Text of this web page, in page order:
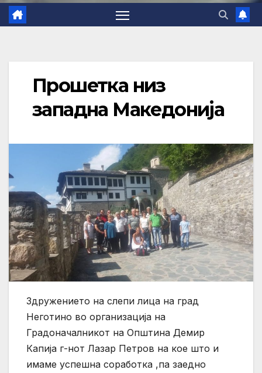
Прошетка низ
западна Македонија
Здружението на слепи лица на град
Неготино во организација на
Градоначалникот на Општина Демир
Капија г-нот Лазар Петров на кое што и
имаме успешна соработка ,па заедно